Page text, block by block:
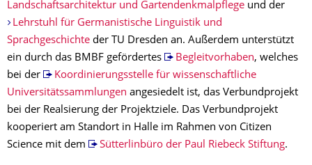
Landschaftsarchitektur und Gartendenkmalpflege und der
Lehrstuhl für Germanistische Linguistik und
Sprachgeschichte der TU Dresden an. Außerdem unterstützt
ein durch das BMBF gefördertes
Begleitvorhaben, welches
bei der
Koordinierungsstelle für wissenschaftliche
Universitätssammlungen angesiedelt ist, das Verbundprojekt
bei der Realsierung der Projektziele. Das Verbundprojekt
kooperiert am Standort in Halle im Rahmen von Citizen
Science mit dem
Sütterlinbüro der Paul Riebeck Stiftung.